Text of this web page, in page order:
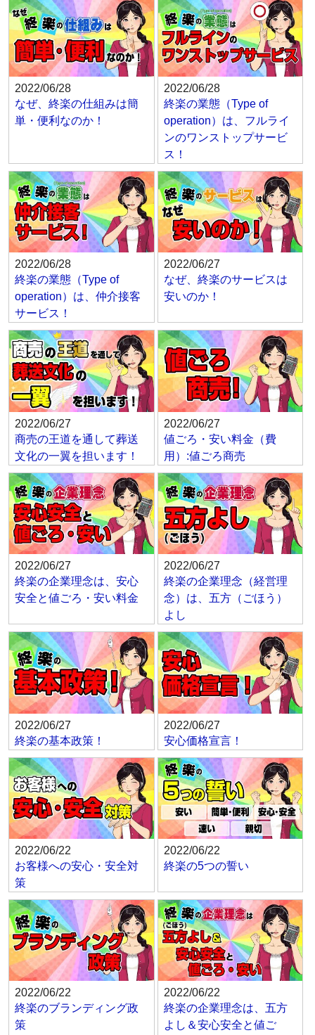
2022/06/28
なぜ、終楽の仕組みは簡
単・便利なのか！
2022/06/28
終楽の業態（Type of
operation）は、フルライ
ンのワンストップサービ
ス！
2022/06/28
終楽の業態（Type of
operation）は、仲介接客
サービス！
2022/06/27
なぜ、終楽のサービスは
安いのか！
2022/06/27
商売の王道を通して葬送
文化の一翼を担います！
2022/06/27
値ごろ・安い料金（費
用）:値ごろ商売
2022/06/27
終楽の企業理念は、安心
安全と値ごろ・安い料金
2022/06/27
終楽の企業理念（経営理
念）は、五方（ごほう）
よし
2022/06/27
終楽の基本政策！
2022/06/27
安心価格宣言！
2022/06/22
お客様への安心・安全対
策
2022/06/22
終楽の5つの誓い
2022/06/22
終楽のブランディング政
策
2022/06/22
終楽の企業理念は、五方
よし＆安心安全と値ご